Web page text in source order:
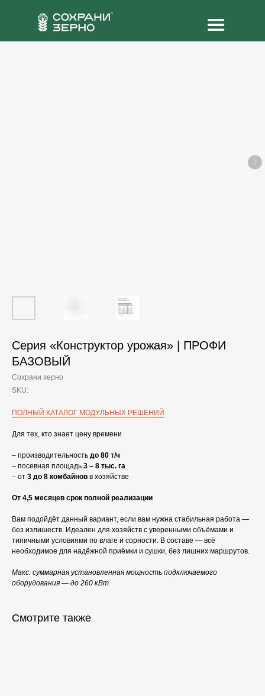
Серия «Конструктор урожая» | ПРОФИ
БАЗОВЫЙ
Сохрани зерно
SKU:
ПОЛНЫЙ КАТАЛОГ МОДУЛЬНЫХ РЕШЕНИЙ
Для тех, кто знает цену времени
– производительность до 80 т/ч
– посевная площадь 3 – 8 тыс. га
– от 3 до 8 комбайнов в хозяйстве
От 4,5 месяцев срок полной реализации
Вам подойдёт данный вариант, если вам нужна стабильная работа —
без излишеств. Идеален для хозяйств с уверенными объёмами и
типичными условиями по влаге и сорности. В составе — всё
необходимое для надёжной приёмки и сушки, без лишних маршрутов.
Макс. суммарная установленная мощность подключаемого
оборудования — до 260 кВт
Смотрите также